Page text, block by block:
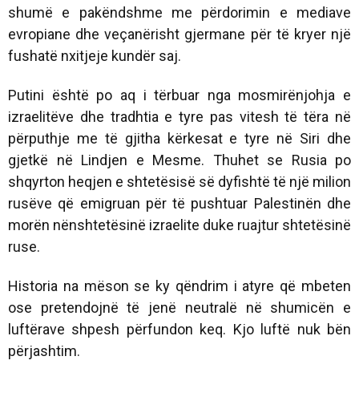
shumë e pakëndshme me përdorimin e mediave
evropiane dhe veçanërisht gjermane për të kryer një
fushatë nxitjeje kundër saj.
Putini është po aq i tërbuar nga mosmirënjohja e
izraelitëve dhe tradhtia e tyre pas vitesh të tëra në
përputhje me të gjitha kërkesat e tyre në Siri dhe
gjetkë në Lindjen e Mesme. Thuhet se Rusia po
shqyrton heqjen e shtetësisë së dyfishtë të një milion
rusëve që emigruan për të pushtuar Palestinën dhe
morën nënshtetësinë izraelite duke ruajtur shtetësinë
ruse.
Historia na mëson se ky qëndrim i atyre që mbeten
ose pretendojnë të jenë neutralë në shumicën e
luftërave shpesh përfundon keq. Kjo luftë nuk bën
përjashtim.